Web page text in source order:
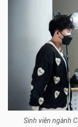
Sinh viên ngành